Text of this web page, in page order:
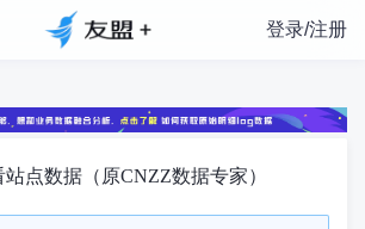
登录/注册
点数据（原CNZZ数据专家）